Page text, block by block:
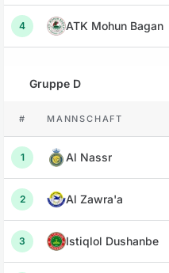
4 ATK Mohun Bagan
Gruppe D
# MANNSCHAFT
1 Al Nassr
2 Al Zawra'a
3 Istiqlol Dushanbe